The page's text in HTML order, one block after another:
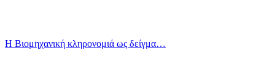
Η Βιομηχανική κληρονομιά ως δείγμα…